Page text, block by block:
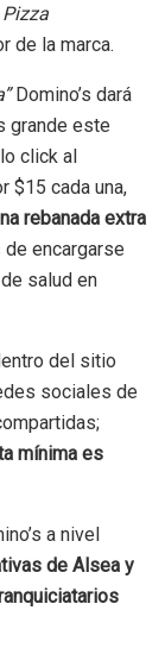
de la marca.
Domino’s dará
grande este
click al
$15 cada una,
rebanada extra
encargarse
salud en
del sitio
sociales de
mínima es
a nivel
de Alsea y